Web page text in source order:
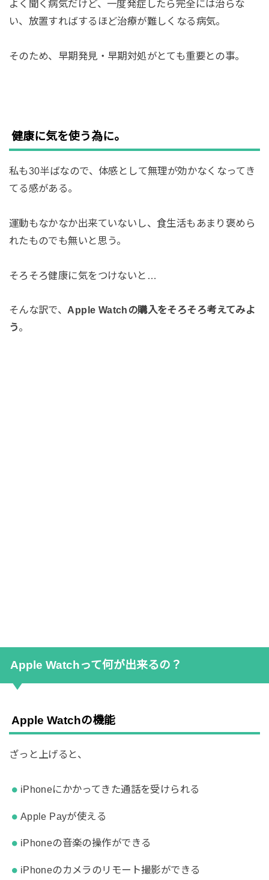
よく聞く病気だけど、一度発症したら完全には治らな
い、放置すればするほど治療が難しくなる病気。
そのため、早期発見・早期対処がとても重要との事。
健康に気を使う為に。
私も30半ばなので、体感として無理が効かなくなってき
てる感がある。
運動もなかなか出来ていないし、食生活もあまり褒めら
れたものでも無いと思う。
そろそろ健康に気をつけないと…
そんな訳で、 Apple Watchの購入をそろそろ考えてみよ
う。
Apple Watchって何が出来るの？
Apple Watchの機能
ざっと上げると、
iPhoneにかかってきた通話を受けられる
Apple Payが使える
iPhoneの音楽の操作ができる
iPhoneのカメラのリモート撮影ができる